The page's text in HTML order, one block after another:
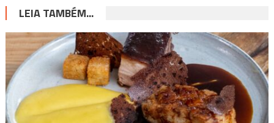
LEIA TAMBÉM...